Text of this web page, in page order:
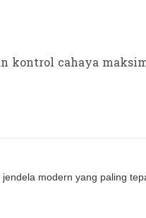
kontrol cahaya
modern yang paling